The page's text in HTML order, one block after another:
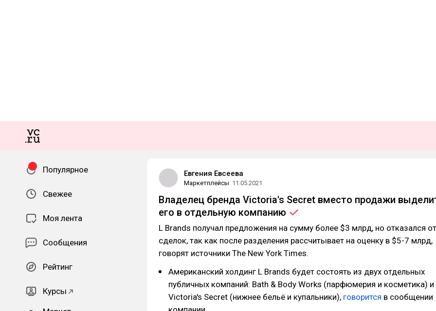
Популярное
Свежее
Моя лента
Сообщения
Рейтинг
Курсы
Евгения Евсеева
Маркетплейсы 11.05.2021
Владелец бренда Victoria's Secret вместо продажи
его в отдельную компанию
L Brands получал предложения на сумму более $3 млрд, но отказался от
сделок, так как после разделения рассчитывает на оценку в $5-7 млрд,
говорят источники The New York Times.
Американский холдинг L Brands будет состоять из двух отдельных
публичных компаний: Bath & Body Works (парфюмерия и косметика) и
Victoria's Secret (нижнее бельё и купальники), говорится в сообщении